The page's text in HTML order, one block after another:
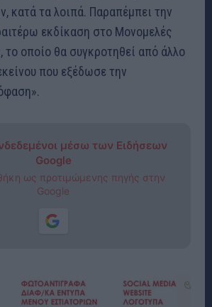
κατά τα λοιπά. Παραπέμπει την
εκδίκαση στο Μονομελές
το οποίο θα συγκροτηθεί από άλλο
που εξέδωσε την
μέσω των Ειδήσεων
Google
ως προτιμώμενης πηγής στην
Google